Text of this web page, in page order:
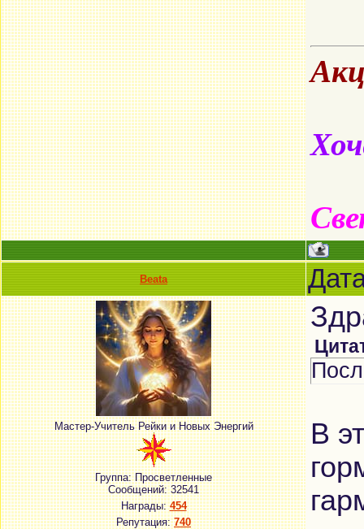
Beata
Мастер-Учитель Рейки и Новых Энергий
Группа: Просветленные
Сообщений:32541
Награды:454
Репутация:740
В